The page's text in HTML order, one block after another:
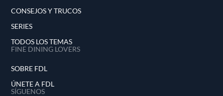
CONSEJOS Y TRUCOS
SERIES
TODOS LOS TEMAS
FINE DINING LOVERS
SOBRE FDL
ÚNETE A FDL
SÍGUENOS